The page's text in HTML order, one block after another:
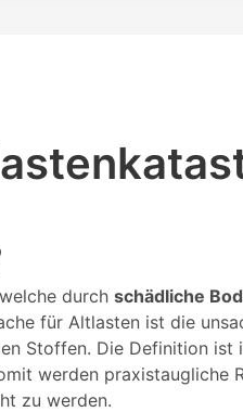
durch schädliche
für Altlasten ist die
Stoffen. Die Definition ist
werden praxistaugliche
zu werden.